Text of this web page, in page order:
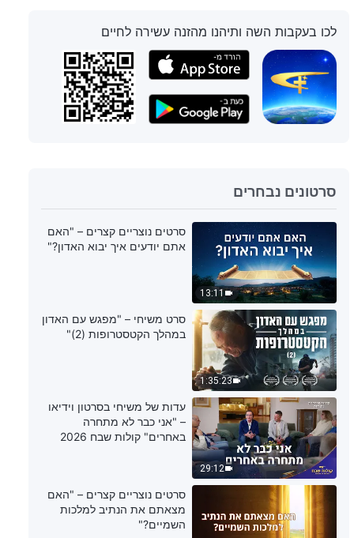
33:36
עדות של משיחי בסרטון וידיאו – "איך
למדתי לציית דרך מילוי חובתי"
(Hebrew Dubbed)
29:10
30:08
עדות של משיחי בסרטון וידיאו – "כה
משחרר להפסיק להיות 'המומחה'"
28:48
עדות של משיחי בסרטון וידיאו –
"ברכות שמקורן במחלה" (Hebrew
Dubbed)
38:59
עדות של משיחי בסרטון וידיאו –
"לנוכח המחלה הסופנית של בני"
(Hebrew Dubbed)
29:15
עדות של משיחי בסרטון וידיאו –
"קשיים לא ימנעו ממני למלא את
חובתי" (Hebrew Dubbed)
לכו בעקבות השה ותיהנו מהזנה עשירה לחיים
סרטונים נבחרים
13:11
סרטים נוצריים קצרים – "האם
אתם יודעים איך יבוא האדון?"
1:35:23
סרט משיחי – "מפגש עם האדון
במהלך הקטסטרופות (2)"
29:12
עדות של משיחי בסרטון וידיאו
– "אני כבר לא מתחרה
באחרים" קולות שבח 2026
סרטים נוצריים קצרים – "האם
מצאתם את הנתיב למלכות
השמיים?"